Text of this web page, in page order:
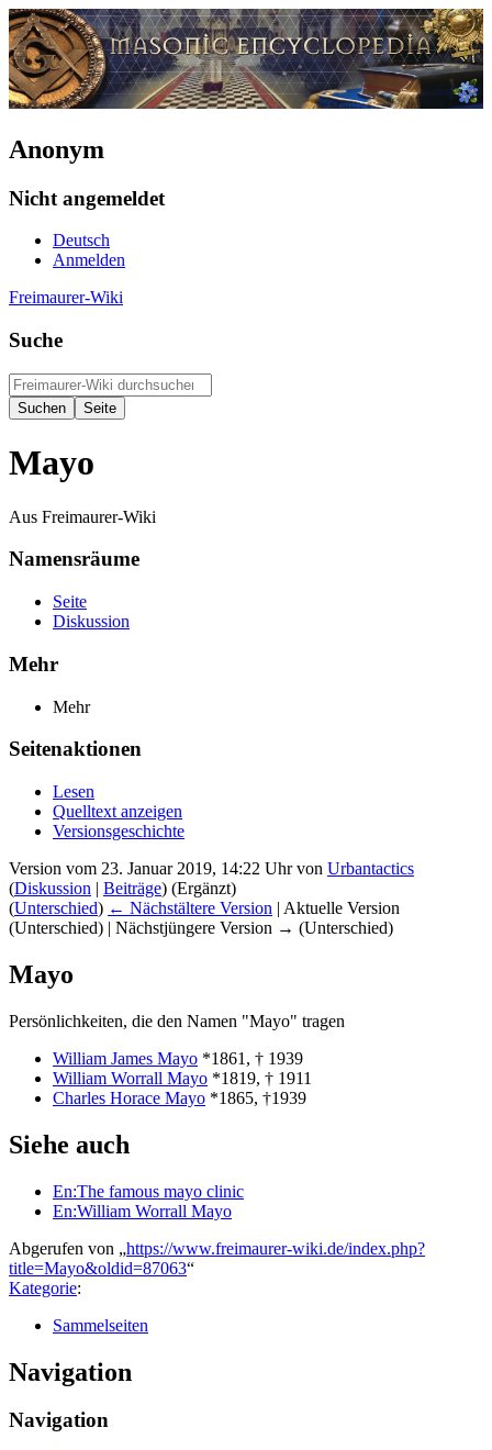
Anonym
Nicht angemeldet
Deutsch
Anmelden
Freimaurer-Wiki
Suche
Mayo
Aus Freimaurer-Wiki
Namensräume
Seite
Diskussion
Mehr
Mehr
Seitenaktionen
Lesen
Quelltext anzeigen
Versionsgeschichte
Version vom 23. Januar 2019, 14:22 Uhr von Urbantactics
(Diskussion | Beiträge) (Ergänzt)
(Unterschied) ← Nächstältere Version | Aktuelle Version
(Unterschied) | Nächstjüngere Version → (Unterschied)
Mayo
Persönlichkeiten, die den Namen "Mayo" tragen
William James Mayo *1861, † 1939
William Worrall Mayo *1819, † 1911
Charles Horace Mayo *1865, †1939
Siehe auch
En:The famous mayo clinic
En:William Worrall Mayo
Abgerufen von „https://www.freimaurer-wiki.de/index.php?
title=Mayo&oldid=87063“
Kategorie:
Sammelseiten
Navigation
Navigation